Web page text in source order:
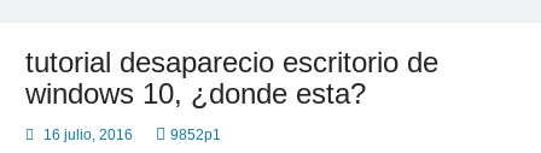
tutorial desaparecio escritorio de
windows 10, ¿donde esta?
16 julio, 2016 9852p1